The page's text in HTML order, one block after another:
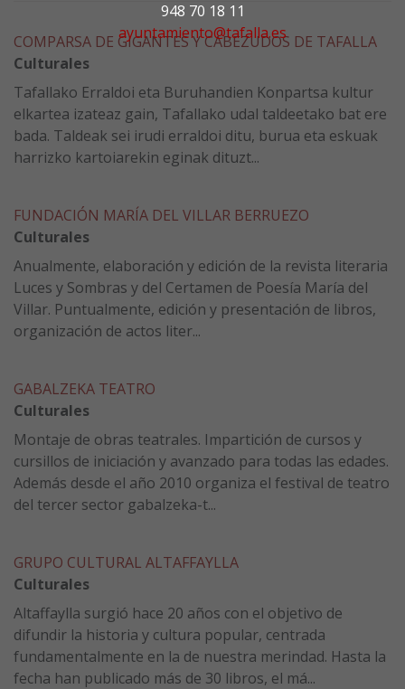
948 70 18 11
ayuntamiento@tafalla.es
COMPARSA DE GIGANTES Y CABEZUDOS DE TAFALLA
Culturales
Tafallako Erraldoi eta Buruhandien Konpartsa kultur
elkartea izateaz gain, Tafallako udal taldeetako bat ere
bada. Taldeak sei irudi erraldoi ditu, burua eta eskuak
harrizko kartoiarekin eginak dituzt...
FUNDACIÓN MARÍA DEL VILLAR BERRUEZO
Culturales
Anualmente, elaboración y edición de la revista literaria
Luces y Sombras y del Certamen de Poesía María del
Villar. Puntualmente, edición y presentación de libros,
organización de actos liter...
GABALZEKA TEATRO
Culturales
Montaje de obras teatrales. Impartición de cursos y
cursillos de iniciación y avanzado para todas las edades.
Además desde el año 2010 organiza el festival de teatro
del tercer sector gabalzeka-t...
GRUPO CULTURAL ALTAFFAYLLA
Culturales
Altaffaylla surgió hace 20 años con el objetivo de
difundir la historia y cultura popular, centrada
fundamentalmente en la de nuestra merindad. Hasta la
fecha han publicado más de 30 libros, el má...